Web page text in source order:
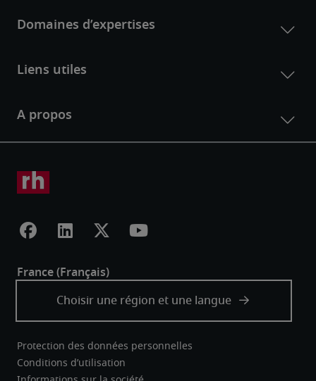
Protection des données personnelles
Conditions d’utilisation